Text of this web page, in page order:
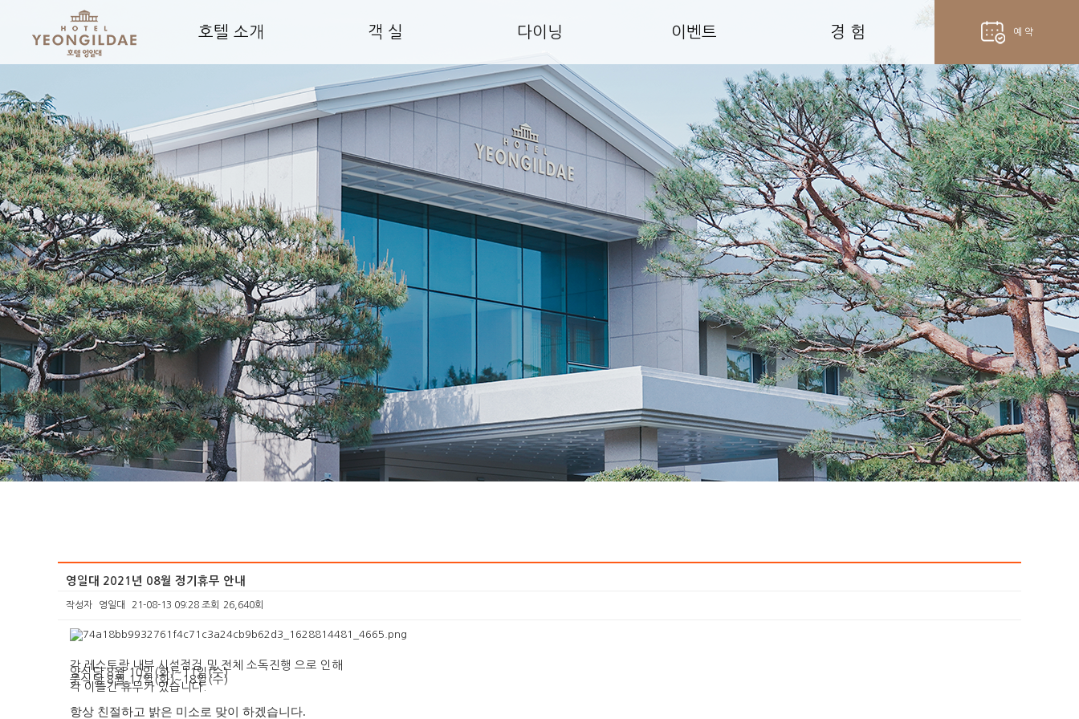
호텔 소개 객 실 다이닝 이벤트 경 험 예 약
hotel 객실 예약
fork_spoon 벨라셰나 예약
영일대 2021년 08월 정기휴무 안내
작성자 영일대 21-08-13 09:28 조회 26,640회
각 레스토랑 내부 시설점검 및 전체 소독진행 으로 인해
양식당 8월 10일(화)~11일(수)
중식당 8월 17일(화)~18일(수)
각 이틀간 휴무가 있습니다.
항상 친절하고 밝은 미소로 맞이 하겠습니다.